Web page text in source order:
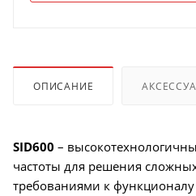
ОПИСАНИЕ
SID600 –
частоты для решения
требованиями к